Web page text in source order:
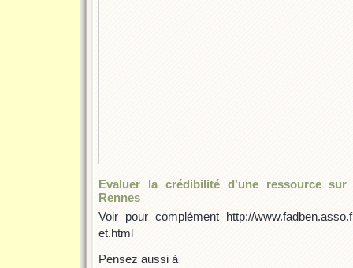
Evaluer la crédibilité d'une ressource sur
Rennes
Voir pour complément http://
et.html
Pensez aussi à